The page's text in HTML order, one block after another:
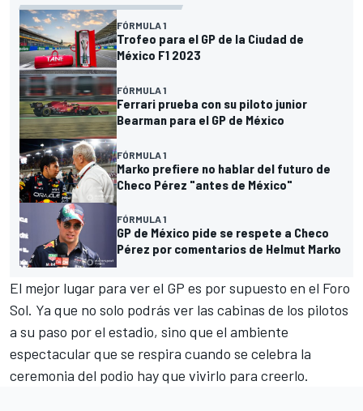
FÓRMULA 1
Trofeo para el GP de la Ciudad de
México F1 2023
FÓRMULA 1
Ferrari prueba con su piloto junior
Bearman para el GP de México
FÓRMULA 1
Marko prefiere no hablar del futuro de
Checo Pérez "antes de México"
FÓRMULA 1
GP de México pide se respete a Checo
Pérez por comentarios de Helmut Marko
El mejor lugar para ver el GP es por supuesto en el Foro
Sol. Ya que no solo podrás ver las cabinas de los pilotos
a su paso por el estadio, sino que el ambiente
espectacular que se respira cuando se celebra la
ceremonia del podio hay que vivirlo para creerlo.